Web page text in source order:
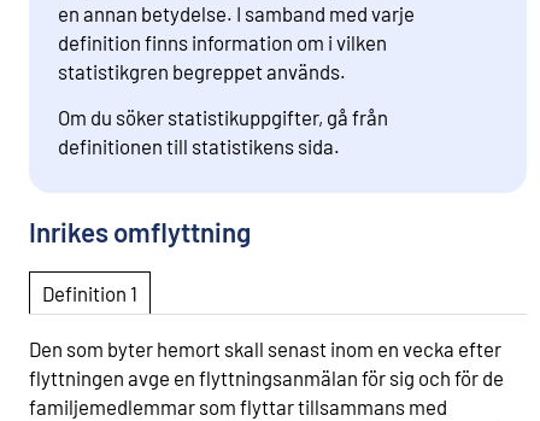
en annan betydelse. I samband med varje
definition finns information om i vilken
statistikgren begreppet används.
Om du söker statistikuppgifter, gå från
definitionen till statistikens sida.
Inrikes omflyttning
Definition 1
Den som byter hemort skall senast inom en vecka efter
flyttningen avge en flyttningsanmälan för sig och för de
familjemedlemmar som flyttar tillsammans med